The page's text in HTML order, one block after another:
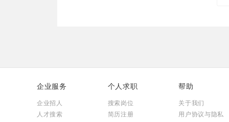
企业服务
企业招人
人才搜索
个人求职
搜索岗位
简历注册
帮助
关于我们
用户协议与隐私